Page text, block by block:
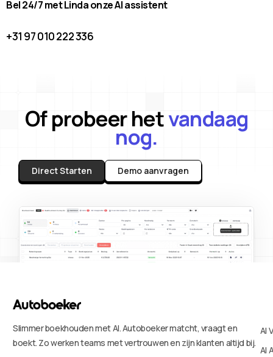
Bel 24/7 met Linda onze AI assistent
+31 97 010 222 336
Of probeer hetvandaag
nog.
Direct Starten Demo aanvragen
Slimmer boekhouden met AI. Autoboeker matcht, vraagt en
boekt. Zo werken teams met vertrouwen en zijn klanten altijd bij.
AI
AI